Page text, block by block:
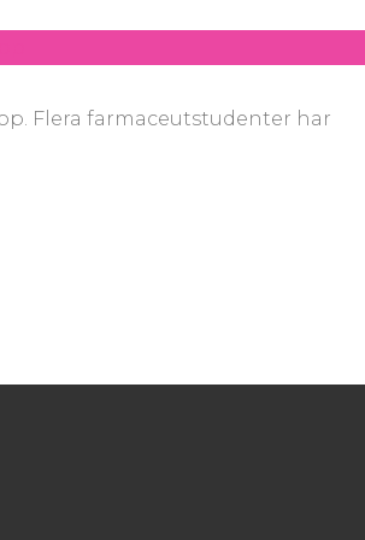
Flera farmaceutstudenter har